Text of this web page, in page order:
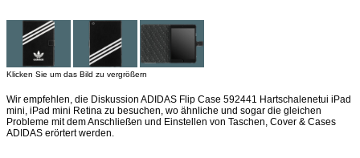
Klicken Sie um das Bild zu vergrößern
Wir empfehlen, die Diskussion ADIDAS Flip Case 592441 Hartschalenetui iPad
mini, iPad mini Retina zu besuchen, wo ähnliche und sogar die gleichen
Probleme mit dem Anschließen und Einstellen von Taschen, Cover & Cases
ADIDAS erörtert werden.